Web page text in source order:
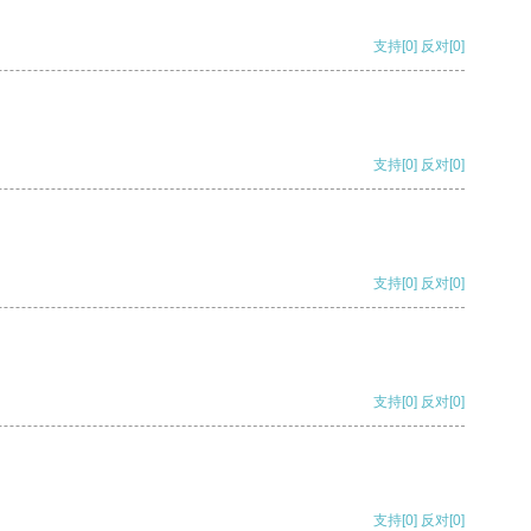
支持[0] 反对[0]
支持[0] 反对[0]
支持[0] 反对[0]
支持[0] 反对[0]
支持[0] 反对[0]